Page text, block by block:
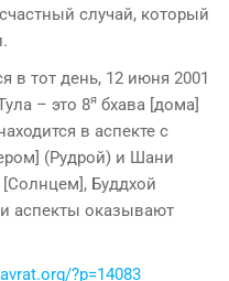
случай, который
в тот день, 12 июня 2001
– это 8я бхава [дома]
в аспекте с
(Рудрой) и Шани
[Солнцем], Буддхой
аспекты оказывают
?p=14083